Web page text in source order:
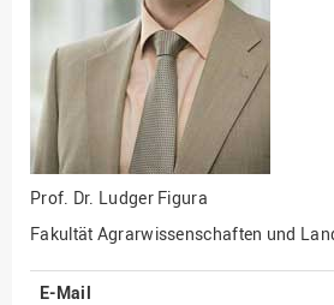
Fakultät Wirtschafts- und
Sozialwissenschaften
Finanzen
Forschung, Kooperation,
Drittmittel
Gebäude und Technik
Engagement
Gleichstellungsbüro
Prof. Dr. Ludger Figura
Fakultät Agrarwissenschaften und
E-Mail